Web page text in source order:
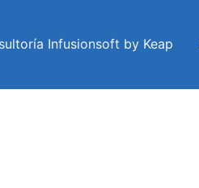
Infusionsoft by Keap